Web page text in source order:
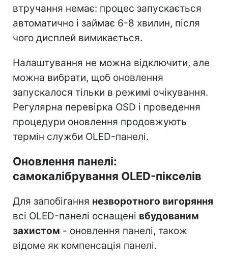
втручання немає: процес запускається
автоматично і займає 6-8 хвилин, після
чого дисплей вимикається.
Налаштування не можна відключити, але
можна вибрати, щоб оновлення
запускалося тільки в режимі очікування.
Регулярна перевірка OSD і проведення
процедури оновлення продовжують
термін служби OLED-панелі.
Оновлення панелі:
самокалібрування OLED-пікселів
Для запобігання незворотного вигоряння
всі OLED-панелі оснащені вбудованим
захистом - оновлення панелі, також
відоме як компенсація панелі.